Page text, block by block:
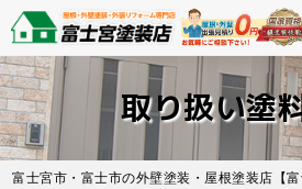
Skip
to
main
content
取り扱い塗
富士宮市・富士市の外壁塗装・屋根塗装店【富